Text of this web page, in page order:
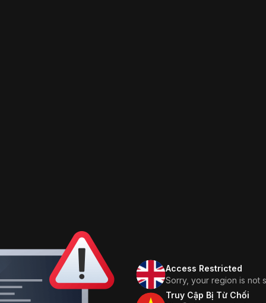
Access Restricted
Sorry, your region is not
Truy Cập Bị Từ Chối